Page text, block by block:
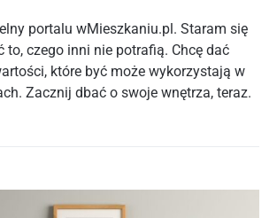
portalu wMieszkaniu.pl. Staram się
to, czego inni nie potrafią. Chcę dać
które być może wykorzystają w
Zacznij dbać o swoje wnętrza, teraz.